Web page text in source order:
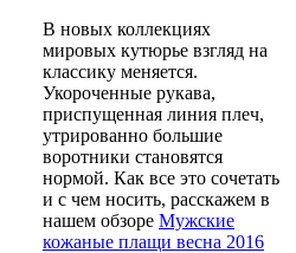
В новых коллекциях
мировых кутюрье взгляд на
классику меняется.
Укороченные рукава,
приспущенная линия плеч,
утрированно большие
воротники становятся
нормой. Как все это сочетать
и с чем носить, расскажем в
нашем обзоре Мужские
кожаные плащи весна 2016